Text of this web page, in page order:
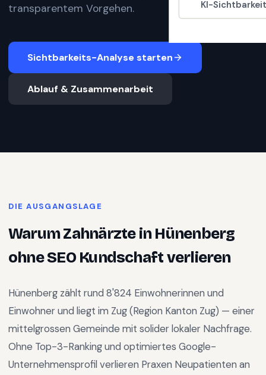
KI-
transparentem Vorgehen.
Sichtbarkeits-Analyse starten
Ablauf & Zusammenarbeit
DIE AUSGANGSLAGE
WarumZahnärzteinHünenberg
ohne SEO Kundschaft verlieren
Hünenberg zählt rund 8'824 Einwohnerinnen und
Einwohner und liegt im Zug(Region Kanton Zug) — einer
mittelgrossen Gemeinde mit solider lokaler Nachfrage.
Ohne Top-3-Ranking und optimiertes Google-
Unternehmensprofil verlieren Praxen Neupatienten an